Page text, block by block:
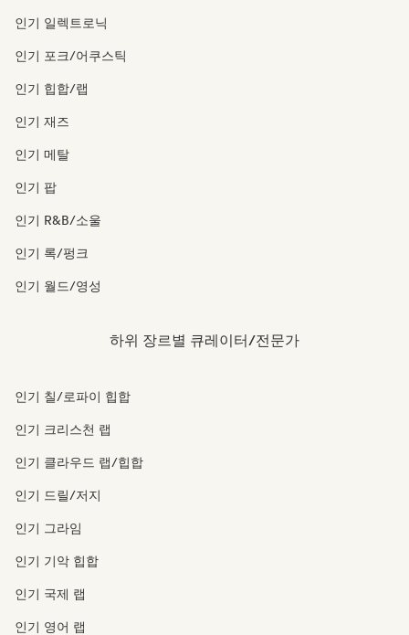
인기 일렉트로닉
인기 포크/어쿠스틱
인기 힙합/랩
인기 재즈
인기 메탈
인기 팝
인기 R&B/소울
인기 록/펑크
인기 월드/영성
하위 장르별 큐레이터/전문가
인기 칠/로파이 힙합
인기 크리스천 랩
인기 클라우드 랩/힙합
인기 드릴/저지
인기 그라임
인기 기악 힙합
인기 국제 랩
인기 영어 랩